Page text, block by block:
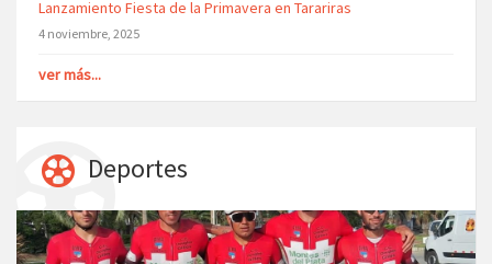
Lanzamiento Fiesta de la Primavera en Tarariras
4 noviembre, 2025
ver más...
Deportes